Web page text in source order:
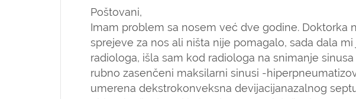
Poštovani,
Imam problem sa nosem već dve godine. Doktorka
sprejeve za nos ali ništa nije pomagalo, sada dala
radiologa, išla sam kod radiologa na snimanje
rubno zasenčeni maksilarni sinusi -
umerena dekstrokonveksna devijacijanazalnog